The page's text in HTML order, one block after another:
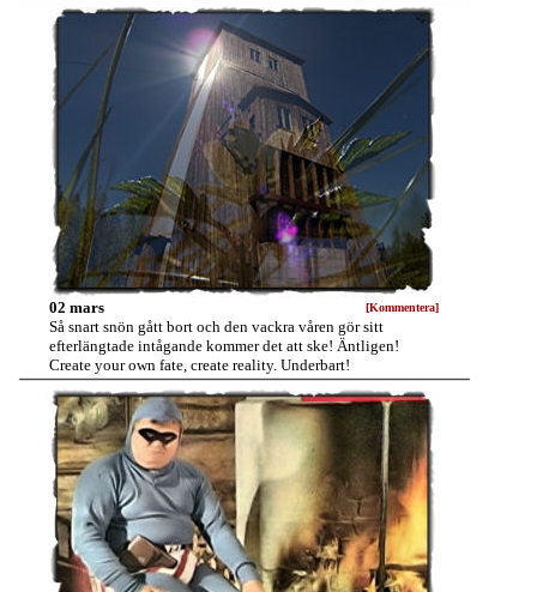
02 mars [Kommentera]
Så snart snön gått bort och den vackra våren gör sitt
efterlängtade intågande kommer det att ske! Äntligen!
Create your own fate, create reality. Underbart!